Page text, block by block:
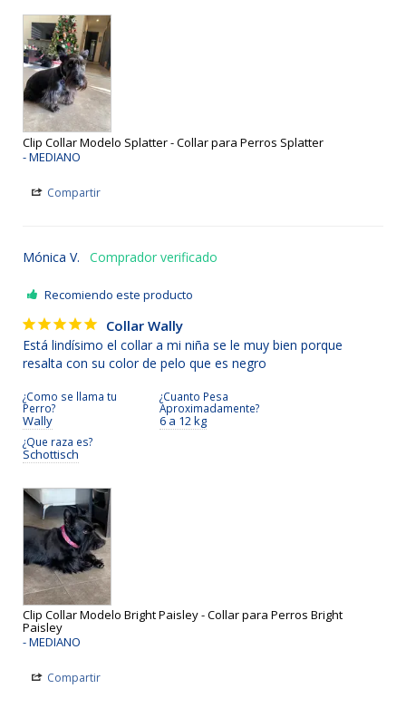
Clip Collar Modelo Splatter - Collar para Perros Splatter
MEDIANO
Compartir
Mónica V.
Recomiendo este producto
Collar Wally
Está lindísimo el collar a mi niña se le muy bien porque
¿Como se llama tu
Perro?
Wally
¿Cuanto Pesa
Aproximadamente?
6 a 12 kg
¿Que raza es?
Schottisch
Clip Collar Modelo Bright Paisley - Collar para Perros Bright
Paisley
MEDIANO
Compartir